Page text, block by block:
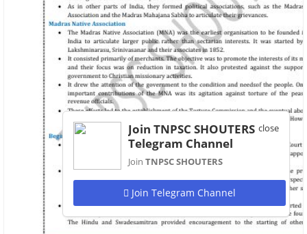
close
Join TNPSC SHOUTERS
Telegram Channel
Join TNPSC SHOUTERS
Join Telegram Channel